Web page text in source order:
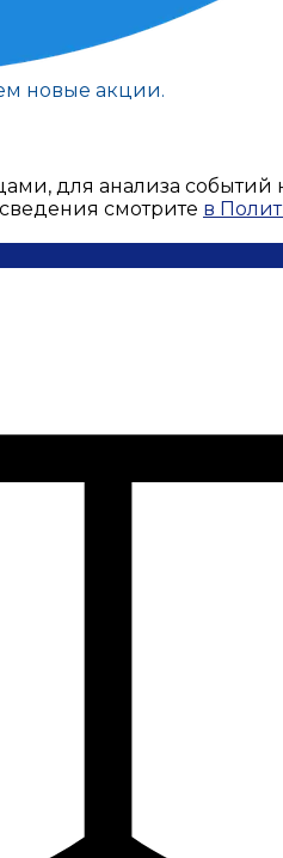
новые акции.
для анализа событий
смотрите в